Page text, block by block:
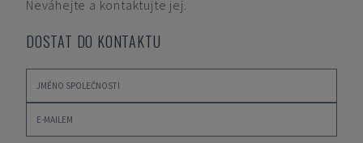
Neváhejte a kontaktujte jej.
DOSTAT DO KONTAKTU